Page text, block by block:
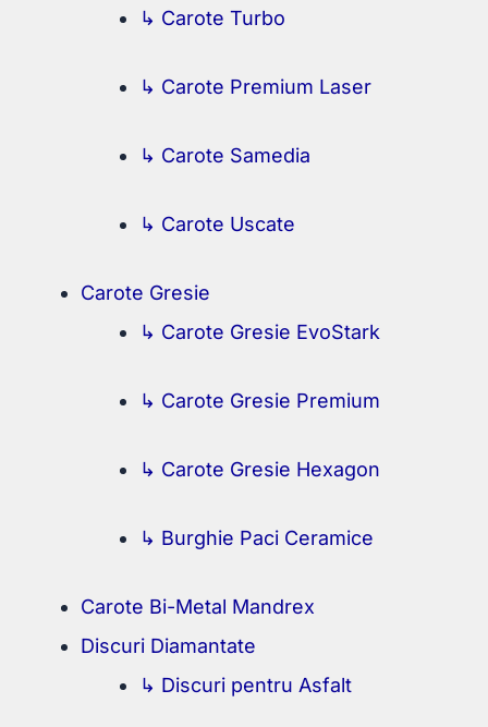
↳ Carote Turbo
↳ Carote Premium Laser
↳ Carote Samedia
↳ Carote Uscate
Carote Gresie
↳ Carote Gresie EvoStark
↳ Carote Gresie Premium
↳ Carote Gresie Hexagon
↳ Burghie Paci Ceramice
Carote Bi-Metal Mandrex
Discuri Diamantate
↳ Discuri pentru Asfalt